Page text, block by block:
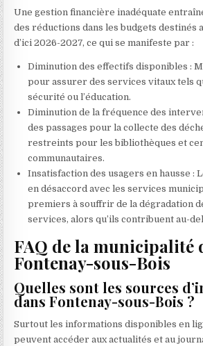
Une gestion financière inadéquate
des réductions dans les budgets destinés
d’ici 2026-2027, ce qui se manifeste par :
Diminution des effectifs disponibles :
pour assurer des services vitaux tels
sécurité ou l’éducation.
Diminution de la fréquence des
des passages pour la collecte des
restreints pour les bibliothèques et
communautaires.
Insatisfaction des usagers en hausse :
en désaccord avec les services
premiers à souffrir de la dégradation
services, alors qu’ils contribuent au-
FAQ de la municipalité
Fontenay-sous-Bois
Quelles sont les sources
dans Fontenay-sous-Bois ?
Surtout les informations disponibles en
peuvent accéder aux actualités et au